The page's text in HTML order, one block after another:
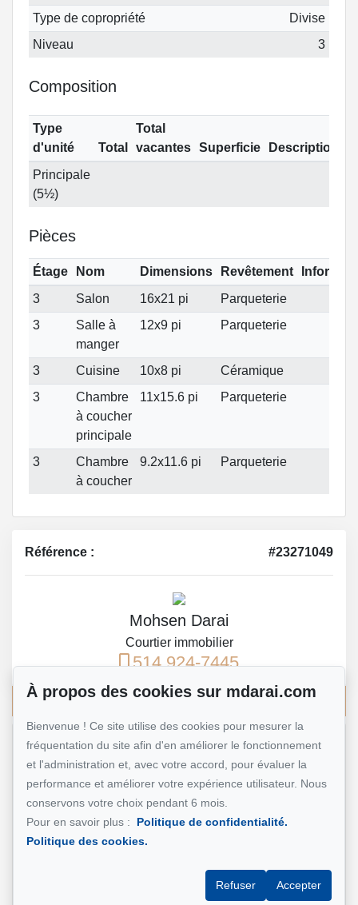
Type de copropriété
Divise
Niveau
3
Composition
Type
d'unité
Total
Total
vacantes
Superficie
Description
Principale
(5½)
Pièces
Étage Nom Dimensions Revêtement
3
Salon 16x21 pi
Parqueterie
3
Salle à
manger
12x9 pi Parqueterie
3 Cuisine 10x8 pi
Céramique
3
Chambre
à coucher
principale
11x15.6 pi Parqueterie
3
Chambre
à coucher
9.2x11.6 pi Parqueterie
Référence : #23271049
Mohsen Darai
Courtier immobilier
514 924-7445
Écrivez-moi un courriel
Nom et prénom
À propos des cookies sur mdarai.com
Bienvenue ! Ce site utilise des cookies pour mesurer la
fréquentation du site afin d'en améliorer le fonctionnement
et l'administration et, avec votre accord, pour évaluer la
performance et améliorer votre expérience utilisateur. Nous
conservons votre choix pendant 6 mois.
Pour en savoir plus :
Politique de confidentialité.
Politique des cookies.
Refuser Accepter